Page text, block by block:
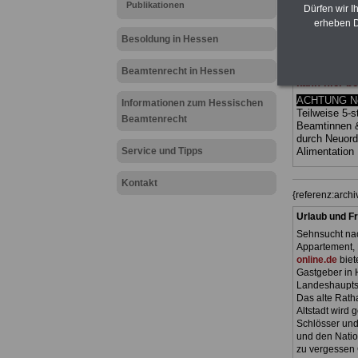
Publikationen
Besoldung in Hessen
Beamtenrecht in Hessen
Informationen zum Hessischen
Beamtenrecht
Service und Tipps
Kontakt
(Bund/
Ländern.
kann hier
ACHTUNG
Teilweise 5-
Beamtinnen
durch
Alimentation
Urlaub und
Sehnsucht
Appartement,
online.de
Gastgeber in
Das alte
Altstadt wird
Schlösser
und den
zu vergessen
Dürfen wir
erheben